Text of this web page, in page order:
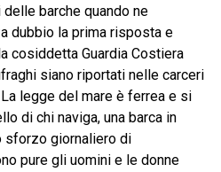
barche quando ne
dubbio la prima risposta e
cosiddetta Guardia Costiera
siano riportati nelle carceri
legge del mare è ferrea e si
di chi naviga, una barca in
sforzo giornaliero di
pure gli uomini e le donne